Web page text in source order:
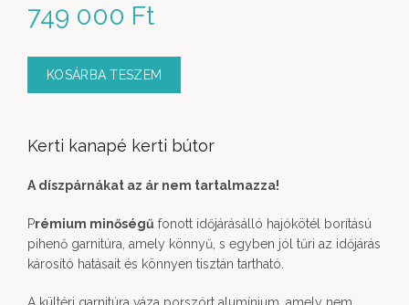
749 000 Ft
KOSÁRBA TESZEM
Kerti kanapé kerti bútor
A díszpárnákat az ár nem tartalmazza!
Prémium minőségű fonott időjárásálló hajókötél borítású
pihenő garnitúra, amely könnyű, s egyben jól tűri az időjárás
károsító hatásait és könnyen tisztán tartható.